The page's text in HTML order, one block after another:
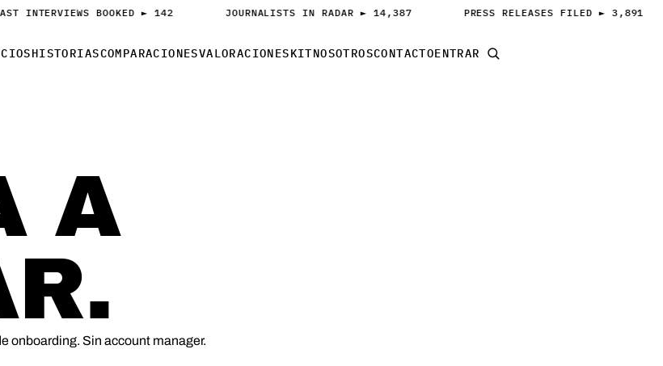
INTERVIEWS BOOKED ► 142 JOURNALISTS IN RADAR ► 14,387 PRESS RELEASES FILED ► 3,891
HISTORIASCOMPARACIONESVALORACIONESKITNOSOTROSCONTACTOENTRAR
A
onboarding. Sin account manager.